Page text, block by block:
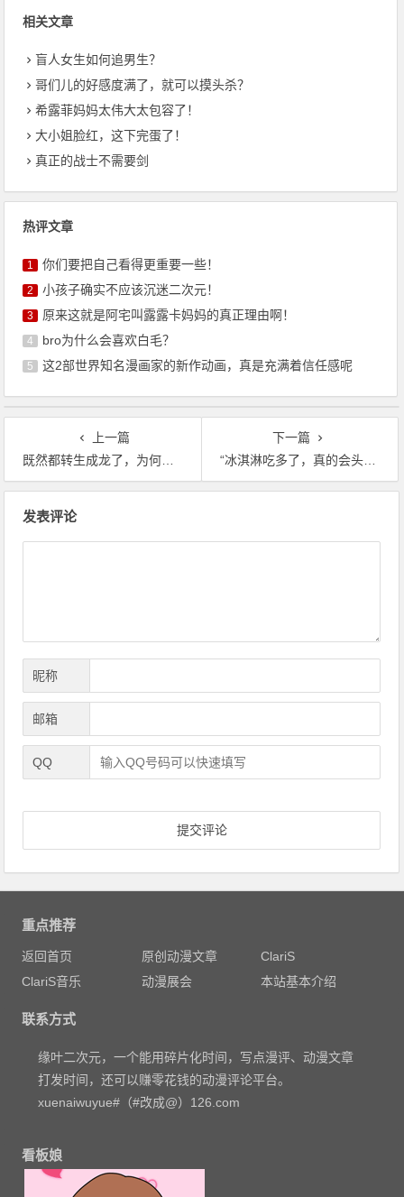
相关文章
盲人女生如何追男生？
哥们儿的好感度满了，就可以摸头杀？
希露菲妈妈太伟大太包容了！
大小姐脸红，这下完蛋了！
真正的战士不需要剑
热评文章
1 你们要把自己看得更重要一些！
2 小孩子确实不应该沉迷二次元！
3 原来这就是阿宅叫露露卡妈妈的真正理由啊！
4 bro为什么会喜欢白毛？
5 这2部世界知名漫画家的新作动画，真是充满着信任感呢
上一篇
既然都转生成龙了，为何不选择一傻到底呢？
下一篇
“冰淇淋吃多了，真的会头疼”
发表评论
昵称
邮箱
QQ
重点推荐
返回首页 原创动漫文章
ClariS
ClariS音乐
动漫展会 本站基本介绍
联系方式
缘叶二次元，一个能用碎片化时间，写点漫评、动漫文章
打发时间，还可以赚零花钱的动漫评论平台。
xuenaiwuyue#（#改成@）126.com
看板娘